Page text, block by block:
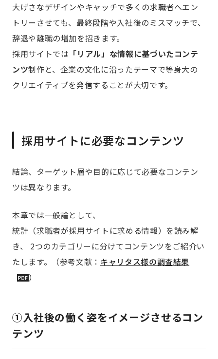
大げさなデザインやキャッチで多くの求職者へエン
トリーさせても、最終段階や入社後のミスマッチで、
辞退や離職の増加を招きます。
採用サイトでは 「リアル」な情報に基づいたコンテ
ンツ制作と、企業の文化に沿ったテーマで等身大の
クリエイティブを発信することが大切です。
採用サイトに必要なコンテンツ
結論、ターゲット層や目的に応じて必要なコンテン
ツは異なります。
本章では一般論として、
統計（求職者が採用サイトに求める情報）を読み解
き、 2つのカテゴリーに分けてコンテンツをご紹介い
たします。（参考文献： キャリタス様の調査結果
）
①入社後の働く姿をイメージさせるコン
テンツ